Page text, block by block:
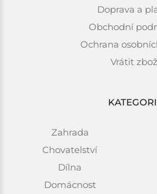
Doprava a
Obchodní
Ochrana
Vrátit
Zahrada
Chovatelství
Dílna
Domácnost